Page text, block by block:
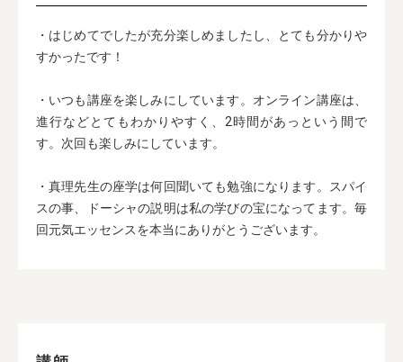
・はじめてでしたが充分楽しめましたし、とても分かりや
すかったです！
・いつも講座を楽しみにしています。オンライン講座は、
進行などとてもわかりやすく、2時間があっという間で
す。次回も楽しみにしています。
・真理先生の座学は何回聞いても勉強になります。スパイ
スの事、ドーシャの説明は私の学びの宝になってます。毎
回元気エッセンスを本当にありがとうございます。